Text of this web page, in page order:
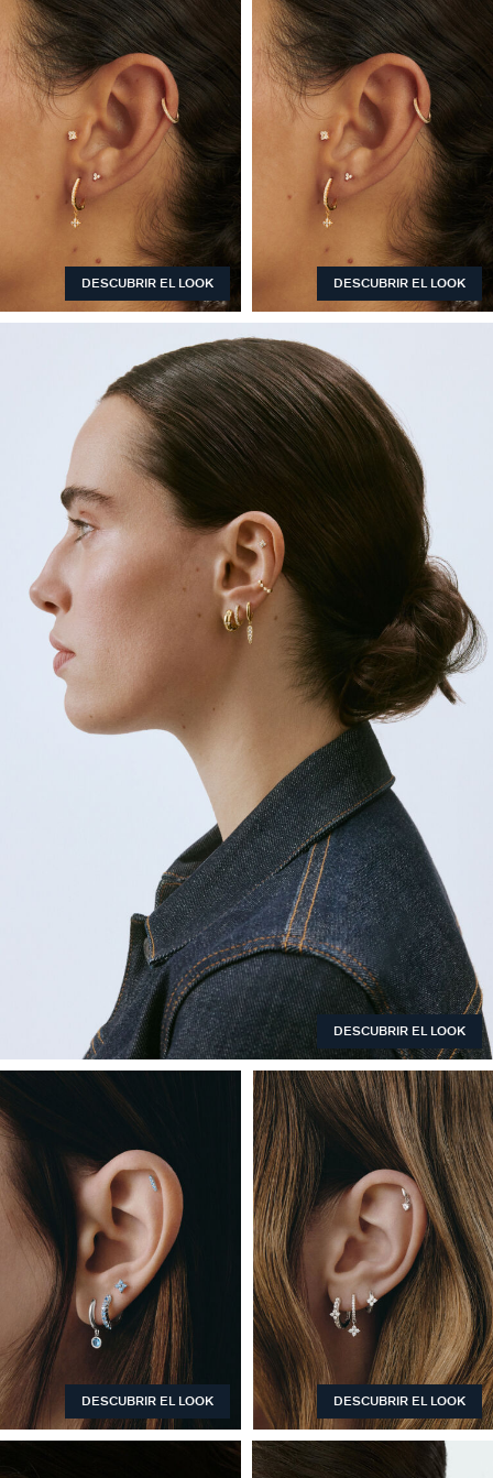
DESCUBRIR EL LOOK
DESCUBRIR EL LOOK
DESCUBRIR EL LOOK
DESCUBRIR EL LOOK
DESCUBRIR EL LOOK